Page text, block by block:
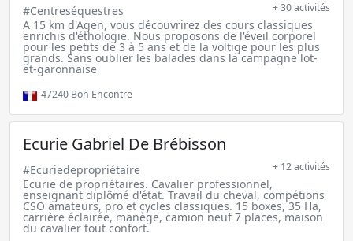
#Centreséquestres + 30 activités
A 15 km d'Agen, vous découvrirez des cours classiques
enrichis d'éthologie. Nous proposons de l'éveil corporel
pour les petits de 3 à 5 ans et de la voltige pour les plus
grands. Sans oublier les balades dans la campagne lot-
et-garonnaise
47240 Bon Encontre
Ecurie Gabriel De Brébisson
#Ecuriedepropriétaire + 12 activités
Ecurie de propriétaires. Cavalier professionnel,
enseignant diplômé d'état. Travail du cheval, compétions
CSO amateurs, pro et cycles classiques. 15 boxes, 35 Ha,
carrière éclairée, manège, camion neuf 7 places, maison
du cavalier tout confort.